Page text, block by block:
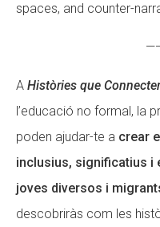
spaces, and counter-
A Històries que
l’educació no formal, la
poden ajudar-te a crear
inclusius, significatius i
joves diversos i
descobriràs com les